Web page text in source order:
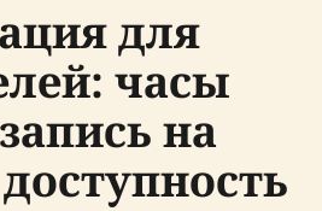
для
часы
на